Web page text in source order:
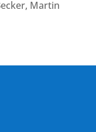
Martin